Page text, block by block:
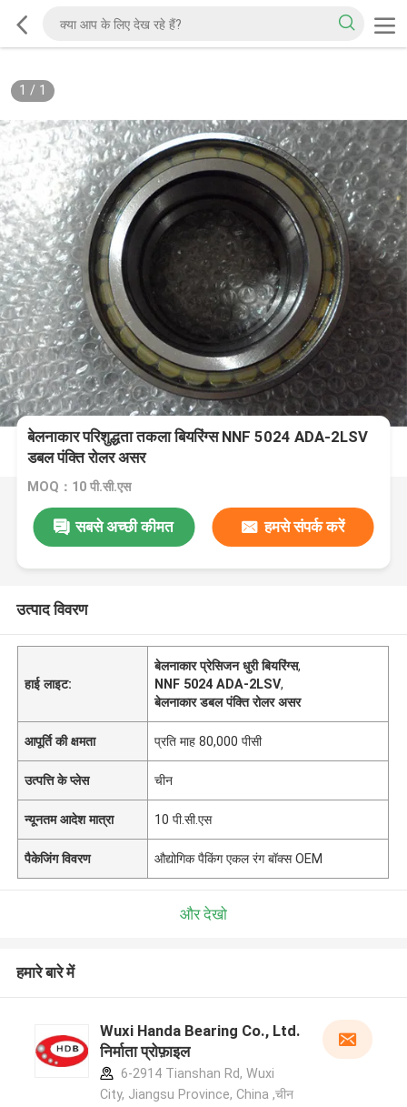
1 / 1
बेलनाकार परिशुद्धता तकला बियरिंग्स NNF 5024 ADA-2LSV
डबल पंक्ति रोलर असर
MOQ：10 पी.सी.एस
सबसे अच्छी कीमत हमसे संपर्क करें
उत्पाद विवरण
हाई लाइट:
बेलनाकार प्रेसिजन धुरी बियरिंग्स,
NNF 5024 ADA-2LSV,
बेलनाकार डबल पंक्ति रोलर असर
आपूर्ति की क्षमता प्रति माह 80,000 पीसी
उत्पत्ति के प्लेस चीन
न्यूनतम आदेश मात्रा 10 पी.सी.एस
पैकेजिंग विवरण औद्योगिक पैकिंग एकल रंग बॉक्स OEM
और देखो
हमारे बारे में
Wuxi Handa Bearing Co., Ltd.
निर्माता प्रोफ़ाइल
6-2914 Tianshan Rd, Wuxi
City, Jiangsu Province, China ,चीन